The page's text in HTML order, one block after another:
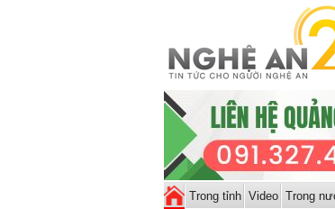
Trong tỉnh Video Trong